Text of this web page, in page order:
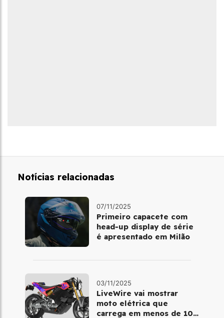
Notícias relacionadas
07/11/2025
Primeiro capacete com
head‑up display de série
é apresentado em Milão
03/11/2025
LiveWire vai mostrar
moto elétrica que
carrega em menos de 10